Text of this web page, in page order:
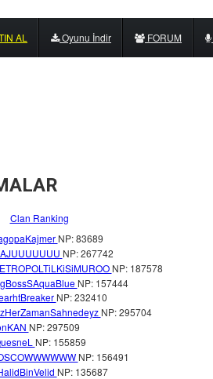
AL Oyunu İndir FORUM
Clan Ranking
NP: 83689
NP: 267742
NP: 187578
NP: 157444
NP: 232410
NP: 295704
NP: 297509
NP: 155859
NP: 156491
NP: 135687